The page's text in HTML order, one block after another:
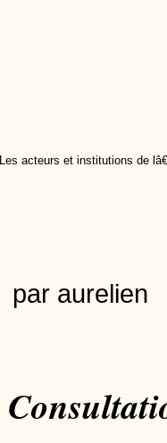
Les acteurs et institutions de
par aurelien